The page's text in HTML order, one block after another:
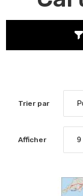
Trier par
Afficher